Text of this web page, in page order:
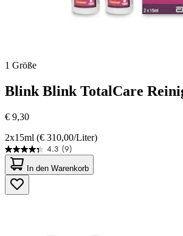
1 Größe
Blink Blink TotalCare
€ 9,30
2x15ml (€ 310,00/Liter)
4.3 (9)
4.3
von
5
Sternen.
9
In den Warenkorb